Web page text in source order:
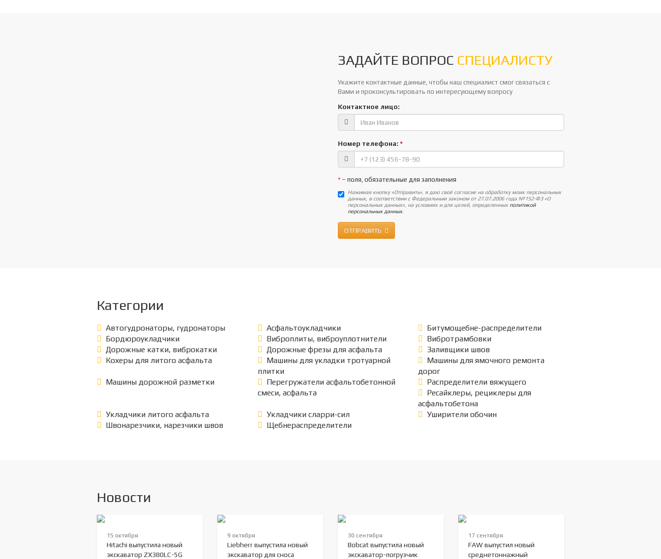
ЗАДАЙТЕ ВОПРОС СПЕЦИАЛИСТУ
Укажите контактные данные, чтобы наш специалист смог связаться с
Вами и проконсультировать по интересующему вопросу
Контактное лицо:
Номер телефона: *
* – поля, обязательные для заполнения
Нажимая кнопку «Отправить», я даю своё согласие на обработку моих персональных
данных, в соответствии с Федеральным законом от 27.07.2006 года №152-ФЗ «О
персональных данных», на условиях и для целей, определенных политикой
персональных данных.
ОТПРАВИТЬ
Категории
Автогудронаторы, гудронаторы Асфальтоукладчики
Битумощебне-распределители
Бордюроукладчики
Виброплиты, виброуплотнители
Вибротрамбовки
Дорожные катки, виброкатки
Дорожные фрезы для асфальта
Заливщики швов
Кохеры для литого асфальта
Машины для укладки тротуарной
плитки
Машины для ямочного ремонта
дорог
Машины дорожной разметки
Перегружатели асфальтобетонной
смеси, асфальта
Распределители вяжущего
Ресайклеры, рециклеры для
асфальтобетона
Укладчики литого асфальта
Укладчики сларри-сил
Уширители обочин
Швонарезчики, нарезчики швов
Щебнераспределители
Новости
15 октября
Hitachi выпустила новый
экскаватор ZX380LC-5G
9 октября
Liebherr выпустила новый
экскаватор для сноса
30 сентября
Bobcat выпустила новый
экскаватор-погрузчик
17 сентября
FAW выпустил новый
среднетоннажный